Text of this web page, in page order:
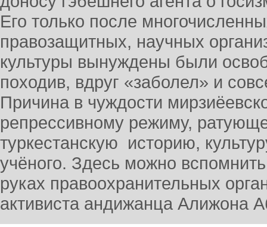
Его только после
правозащитных, научных
культуры вынуждены были
походив, вдруг «заболел» и
Причина в чуждости
репрессивному режиму,
туркестанскую историю,
учёного. Здесь можно
руках правоохранительных
активиста андижанца Алижона